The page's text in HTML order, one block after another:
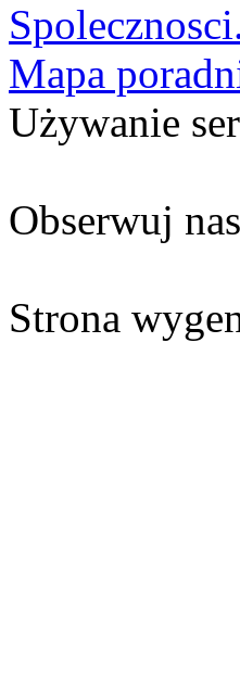
Mapa
Używanie
Obserwuj
Strona